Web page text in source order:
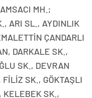
MH.;
ARI SL., AYDINLIK
ÇANDARLI
DARKALE SK.,
SK., DEVRAN
SK., GÖKTAŞLI
KELEBEK SK.,